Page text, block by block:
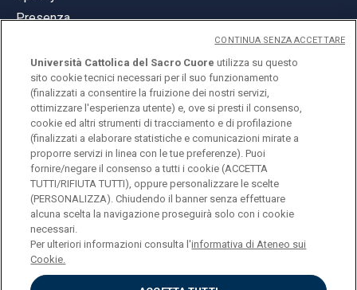
Presenza
© Università Cattolica del Sacro Cuore
Largo A. Gemelli 1, 20123 Milano
PI 02133120150
ENGLISH
Università Cattolica del Sacro Cuore utilizza su questo
sito cookie tecnici necessari per il suo funzionamento
(finalizzati a consentire la fruizione dei nostri servizi,
ottimizzare l'esperienza utente) e, ove si presti il consenso,
cookie ed altri strumenti di tracciamento e di profilazione
(finalizzati a elaborare statistiche e comunicazioni mirate a
proporre servizi in linea con le tue preferenze). Puoi
fornire/negare il consenso a tutti i cookie (ACCETTA
TUTTI/RIFIUTA TUTTI), oppure personalizzare le scelte
(PERSONALIZZA). Chiudendo il banner senza effettuare
alcuna scelta la navigazione proseguirà solo con i cookie
necessari.
Per ulteriori informazioni consulta l'informativa di Ateneo sui
Cookie.
CONTINUA SENZA ACCETTARE